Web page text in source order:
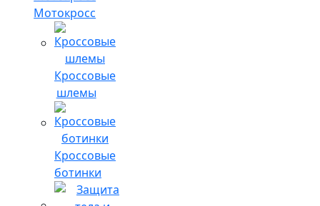
Мотокросс
Кроссовые
шлемы
Кроссовые
ботинки